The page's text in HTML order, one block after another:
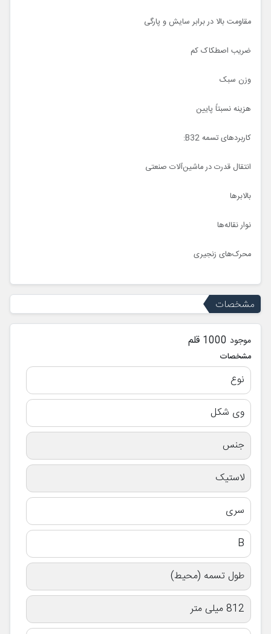
مقاومت بالا در برابر سایش و پارگی
ضریب اصطکاک کم
وزن سبک
هزینه نسبتاً پایین
کاربردهای تسمه B32:
انتقال قدرت در ماشین‌آلات صنعتی
بالابرها
نوار نقاله‌ها
محرک‌های زنجیری
مشخصات
موجود 1000 قلم
مشخصات
نوع
وی شکل
جنس
لاستیک
سری
B
طول تسمه (محیط)
812 میلی متر